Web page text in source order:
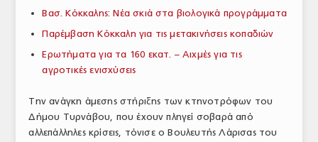
ΠΑΡΑΓΩΓΗ & ΕΜΠΟΡΙΑ
ΠΡΩΤΕΣ ΥΛΕΣ
ΕΞΟΠΛΙΣΜΟΣ
ΥΠΗΡΕΣΙΕΣ
Βασ. Κόκκαλης: Νέα σκιά στα βιολογικά προγράμματα
Παρέμβαση Κόκκαλη για τις μετακινήσεις κοπαδιών
Ερωτήματα για τα 160 εκατ. – Αιχμές για τις
αγροτικές ενισχύσεις
Την ανάγκη άμεσης στήριξης των κτηνοτρόφων του
Δήμου Τυρνάβου, που έχουν πληγεί σοβαρά από
αλλεπάλληλες κρίσεις, τόνισε ο Βουλευτής Λάρισας του